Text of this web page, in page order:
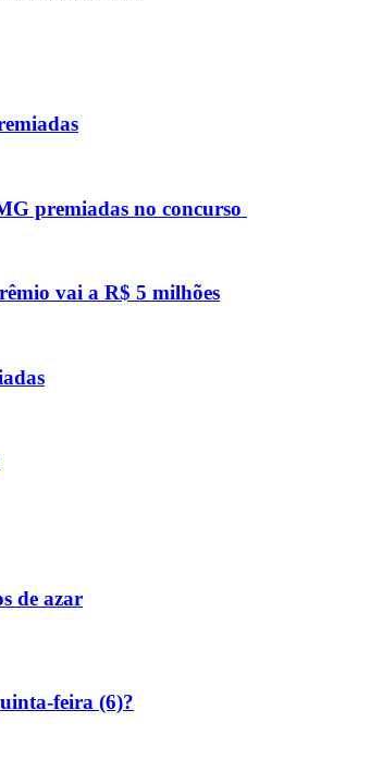
premiadas no concurso
vai a R$ 5 milhões
de azar
feira (6)?